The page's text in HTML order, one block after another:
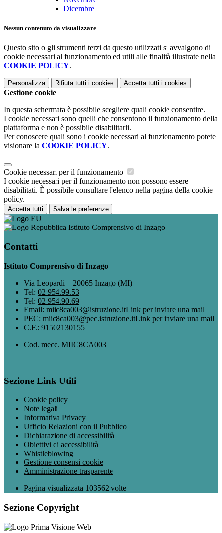
Dicembre
Nessun contenuto da visualizzare
Questo sito o gli strumenti terzi da questo utilizzati si avvalgono di
cookie necessari al funzionamento ed utili alle finalità illustrate nella
COOKIE POLICY.
Personalizza Rifiuta tutti i cookies Accetta tutti i cookies
Gestione cookie
In questa schermata è possibile scegliere quali cookie consentire.
I cookie necessari sono quelli che consentono il funzionamento della
piattaforma e non è possibile disabilitarli.
Per conoscere quali sono i cookie necessari al funzionamento potete
visionare la COOKIE POLICY.
Cookie necessari per il funzionamento
I cookie necessari per il funzionamento non possono essere
disabilitati. È possibile consultare l'elenco nella pagina della cookie
policy.
Accetta tutti Salva le preferenze
Istituto Comprensivo di Inzago
Contatti
Istituto Comprensivo di Inzago
Via Leopardi – 20065 Inzago (MI)
Tel: 02 954.99.53
Tel: 02 954.90.69
Email: miic8ca003@istruzione.itLink per inviare una mail
PEC: miic8ca003@pec.istruzione.itLink per inviare una mail
C.F.: 91502130155
Cod. mecc. MIIC8CA003
Sezione Link Utili
Cookie policy
Note legali
Informativa Privacy
Ufficio Relazioni con il Pubblico
Dichiarazione di accessibilità
Obiettivi di accessibilità
Whistleblowing
Gestione consensi cookie
Amministrazione trasparente
Pagina visualizzata 103562 volte
Sezione Copyright